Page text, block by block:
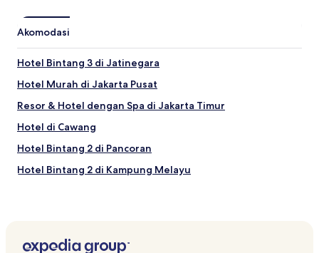
Akomodasi
Hotel Bintang 3 di Jatinegara
Hotel Murah di Jakarta Pusat
Resor & Hotel dengan Spa di Jakarta Timur
Hotel di Cawang
Hotel Bintang 2 di Pancoran
Hotel Bintang 2 di Kampung Melayu